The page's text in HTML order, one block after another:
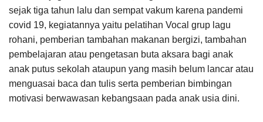
sejak tiga tahun lalu dan sempat vakum karena pandemi
covid 19, kegiatannya yaitu pelatihan Vocal grup lagu
rohani, pemberian tambahan makanan bergizi, tambahan
pembelajaran atau pengetasan buta aksara bagi anak
anak putus sekolah ataupun yang masih belum lancar atau
menguasai baca dan tulis serta pemberian bimbingan
motivasi berwawasan kebangsaan pada anak usia dini.